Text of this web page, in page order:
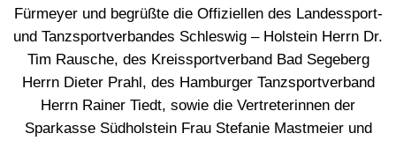
Fürmeyer und begrüßte die Offiziellen des Landessport-
und Tanzsportverbandes Schleswig – Holstein Herrn Dr.
Tim Rausche, des Kreissportverband Bad Segeberg
Herrn Dieter Prahl, des Hamburger Tanzsportverband
Herrn Rainer Tiedt, sowie die Vertreterinnen der
Sparkasse Südholstein Frau Stefanie Mastmeier und